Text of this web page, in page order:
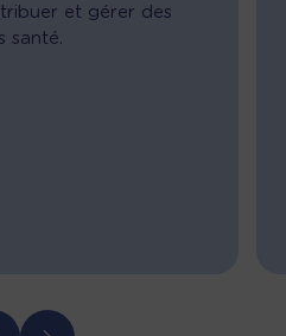
et gérer des
santé.